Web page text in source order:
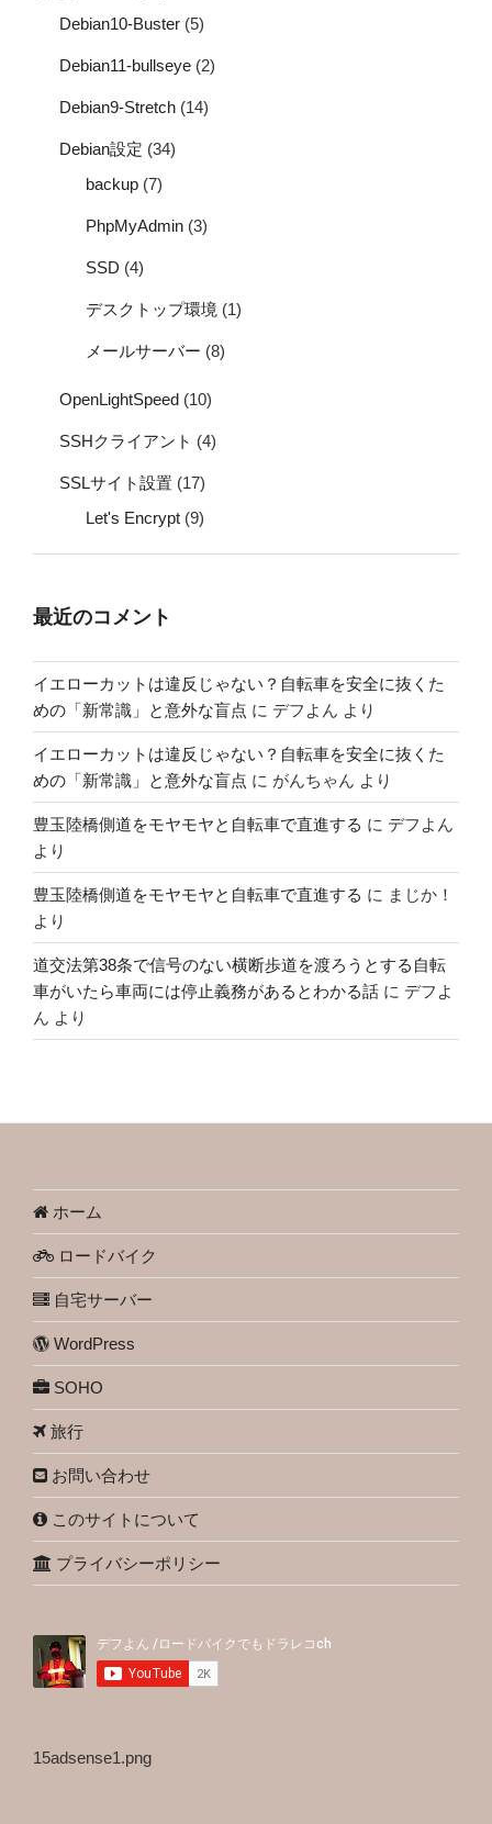
Debian10-Buster (5)
Debian11-bullseye (2)
Debian9-Stretch (14)
Debian設定 (34)
backup (7)
PhpMyAdmin (3)
SSD (4)
デスクトップ環境 (1)
メールサーバー (8)
OpenLightSpeed (10)
SSHクライアント (4)
SSLサイト設置 (17)
Let's Encrypt (9)
最近のコメント
イエローカットは違反じゃない？自転車を安全に抜くた
めの「新常識」と意外な盲点 に デフよん より
イエローカットは違反じゃない？自転車を安全に抜くた
めの「新常識」と意外な盲点 に がんちゃん より
豊玉陸橋側道をモヤモヤと自転車で直進する に デフよん
より
豊玉陸橋側道をモヤモヤと自転車で直進する に まじか！
より
道交法第38条で信号のない横断歩道を渡ろうとする自転
車がいたら車両には停止義務があるとわかる話 に デフよ
ん より
ホーム
ロードバイク
自宅サーバー
WordPress
SOHO
旅行
お問い合わせ
このサイトについて
プライバシーポリシー
15adsense1.png